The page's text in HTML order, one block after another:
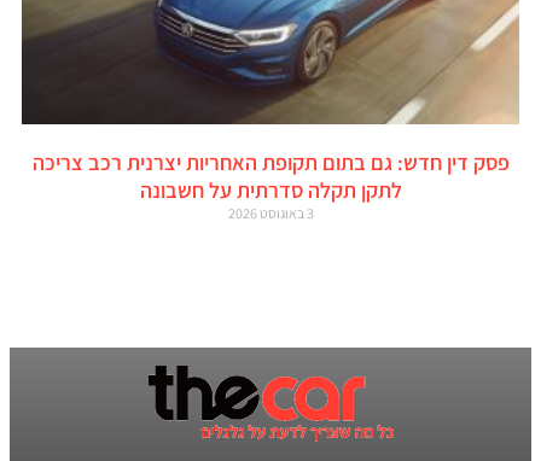
פסק דין חדש: גם בתום תקופת האחריות יצרנית רכב צריכה
לתקן תקלה סדרתית על חשבונה
3 באוגוסט 2026